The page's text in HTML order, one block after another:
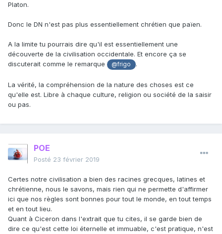
Platon.
Donc le DN n'est pas plus essentiellement chrétien que païen.
A la limite tu pourrais dire qu'il est essentiellement une
découverte de la civilisation occidentale. Et encore ça se
discuterait comme le remarque
@frigo .
La vérité, la compréhension de la nature des choses est ce
qu'elle est. Libre à chaque culture, religion ou société de la saisir
ou pas.
POE
Posté 23 février 2019
Certes notre civilisation a bien des racines grecques, latines et
chrétienne, nous le savons, mais rien qui ne permette d'affirmer
ici que nos règles sont bonnes pour tout le monde, en tout temps
et en tout lieu.
Quant à Ciceron dans l'extrait que tu cites, il se garde bien de
dire ce qu'est cette loi éternelle et immuable, c'est pratique, n'est